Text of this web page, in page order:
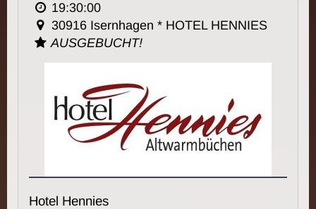
19:30:00
30916 Isernhagen * HOTEL HENNIES
AUSGEBUCHT!
Hotel Hennies